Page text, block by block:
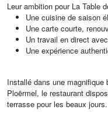
Leur ambition pour La Table
Une cuisine de saison
Une carte courte,
Un travail en direct
Une expérience
Installé dans une
Ploërmel, le restaurant
terrasse pour les beaux jours.